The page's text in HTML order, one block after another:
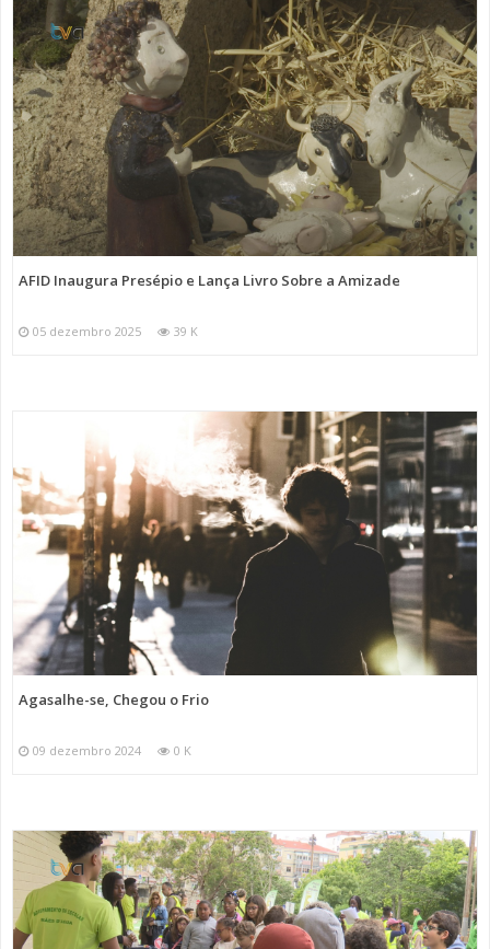
AFID Inaugura Presépio e Lança Livro Sobre a Amizade
05 dezembro 2025 39 K
Agasalhe-se, Chegou o Frio
09 dezembro 2024 0 K